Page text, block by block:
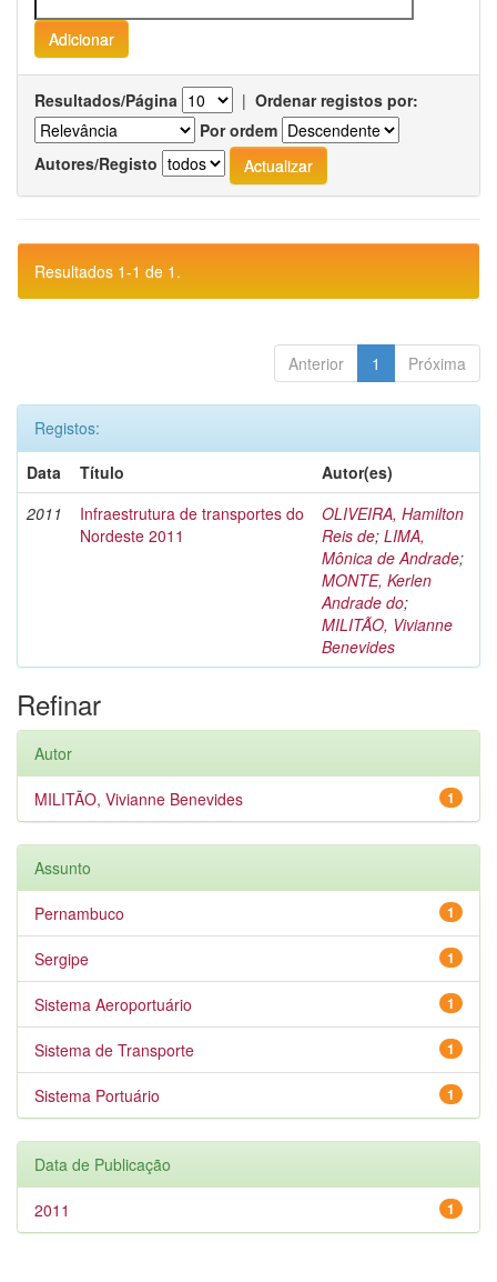
Resultados/Página | Ordenar registos por:
Por ordem
Autores/Registo
Resultados 1-1 de 1.
Anterior 1 Próxima
Registos:
Data
Título
Autor(es)
2011
Infraestrutura de transportes do
Nordeste 2011
OLIVEIRA, Hamilton
Reis de; LIMA,
Mônica de Andrade;
MONTE, Kerlen
Andrade do;
MILITÃO, Vivianne
Benevides
Refinar
Autor
1
MILITÃO, Vivianne Benevides
Assunto
1
Pernambuco
1
Sergipe
1
Sistema Aeroportuário
1
Sistema de Transporte
1
Sistema Portuário
Data de Publicação
1
2011